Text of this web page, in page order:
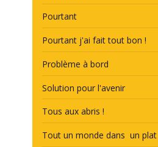
Pourtant
Pourtant j'ai fait tout bon !
Problème à bord
Solution pour l'avenir
Tous aux abris !
Tout un monde dans un plat